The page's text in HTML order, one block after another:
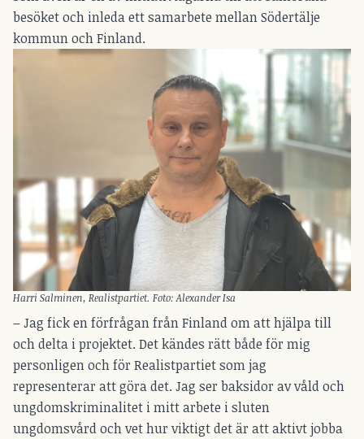
besöket och inleda ett samarbete mellan Södertälje
kommun och Finland.
Harri Salminen, Realistpartiet. Foto: Alexander Isa
– Jag fick en förfrågan från Finland om att hjälpa till
och delta i projektet. Det kändes rätt både för mig
personligen och för Realistpartiet som jag
representerar att göra det. Jag ser baksidor av våld och
ungdomskriminalitet i mitt arbete i sluten
ungdomsvård och vet hur viktigt det är att aktivt jobba